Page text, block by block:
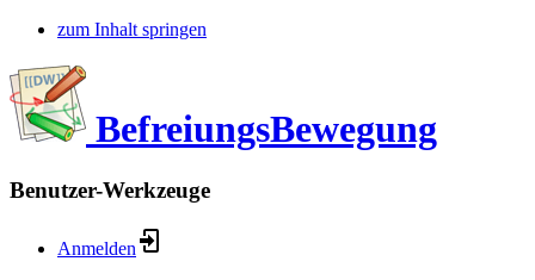
zum Inhalt springen
BefreiungsBewegung
Benutzer-Werkzeuge
Anmelden